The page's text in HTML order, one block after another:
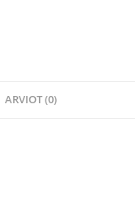
ARVIOT (0)